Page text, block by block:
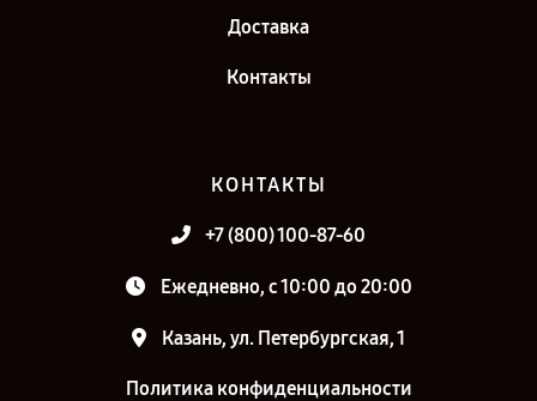
Доставка
Контакты
КОНТАКТЫ
+7 (800) 100-87-60
Ежедневно, с 10:00 до 20:00
Казань, ул. Петербургская, 1
Политика конфиденциальности